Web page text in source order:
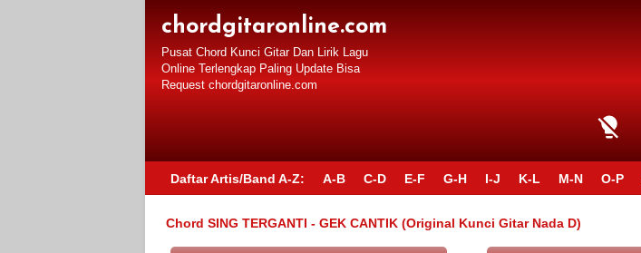
chordgitaronline.com
Pusat Chord Kunci Gitar Dan Lirik Lagu
Online Terlengkap Paling Update Bisa
Request chordgitaronline.com
Daftar Artis/Band A-Z: A-B C-D E-F G-H I-J K-L M-N O-P
Chord SING TERGANTI - GEK CANTIK (Original Kunci Gitar Nada D)